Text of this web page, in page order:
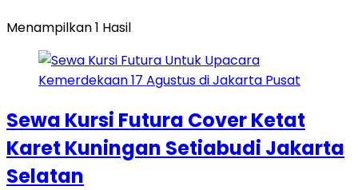
Menampilkan 1 Hasil
Sewa Kursi Futura Cover Ketat
Karet Kuningan Setiabudi Jakarta
Selatan